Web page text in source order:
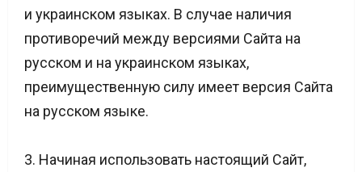
и украинском языках. В случае наличия
противоречий между версиями Сайта на
русском и на украинском языках,
преимущественную силу имеет версия Сайта
на русском языке.
3. Начиная использовать настоящий Сайт,